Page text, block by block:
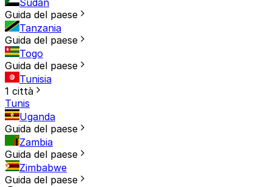
Sudan
Guida del paese
Tanzania
Guida del paese
Togo
Guida del paese
Tunisia
1 città
Tunis
Uganda
Guida del paese
Zambia
Guida del paese
Zimbabwe
Guida del paese